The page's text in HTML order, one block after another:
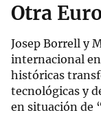
Otra
Josep Borrell y
internacional
históricas
tecnológicas y
en situación de